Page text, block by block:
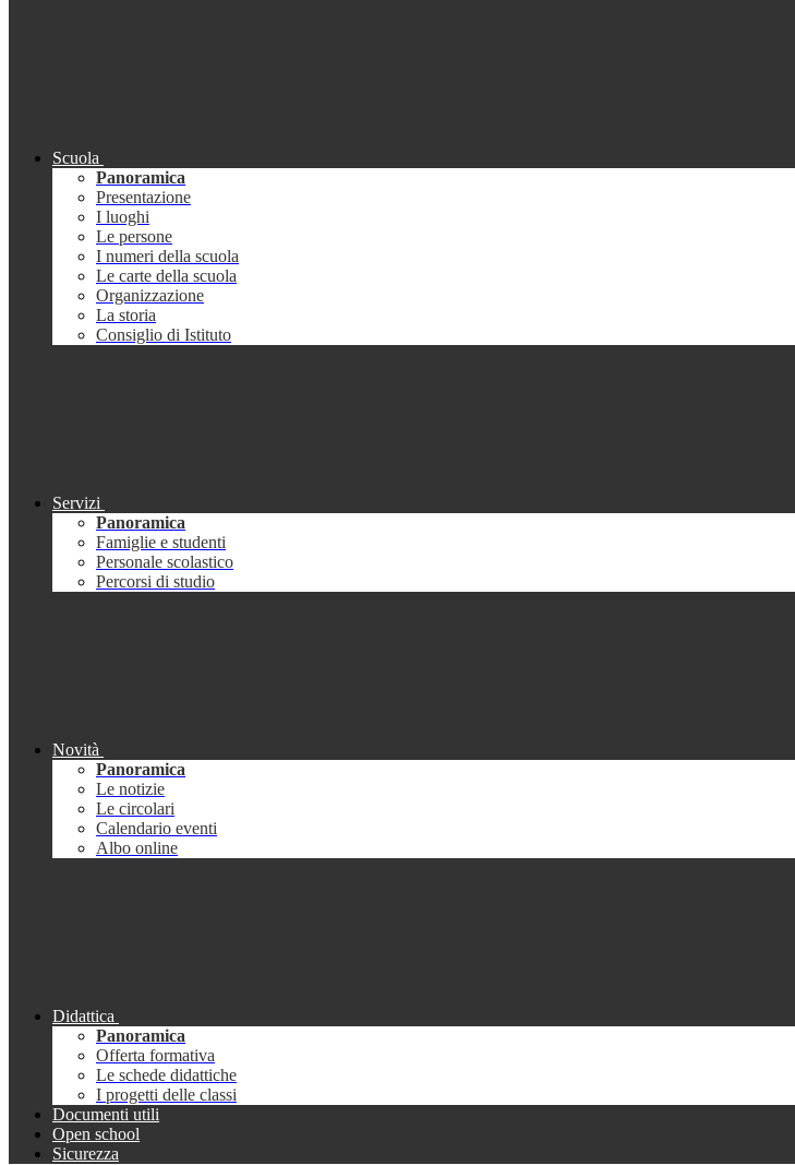
Scuola
Panoramica
Presentazione
I luoghi
Le persone
I numeri della scuola
Le carte della scuola
Organizzazione
La storia
Consiglio di Istituto
Servizi
Panoramica
Famiglie e studenti
Personale scolastico
Percorsi di studio
Novità
Panoramica
Le notizie
Le circolari
Calendario eventi
Albo online
Didattica
Panoramica
Offerta formativa
Le schede didattiche
I progetti delle classi
Documenti utili
Open school
Sicurezza